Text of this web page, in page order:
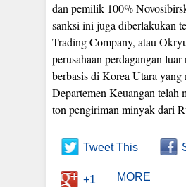
dan pemilik 100%
sanksi ini juga diberlakukan
Trading Company, atau
perusahaan perdagangan
berbasis di Korea Utara yang
Departemen Keuangan telah
ton pengiriman minyak dari
Tweet This
+1 MORE